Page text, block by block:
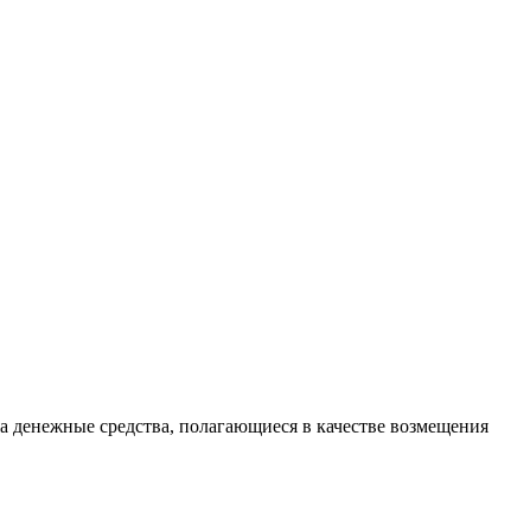
средства, полагающиеся в качестве возмещения